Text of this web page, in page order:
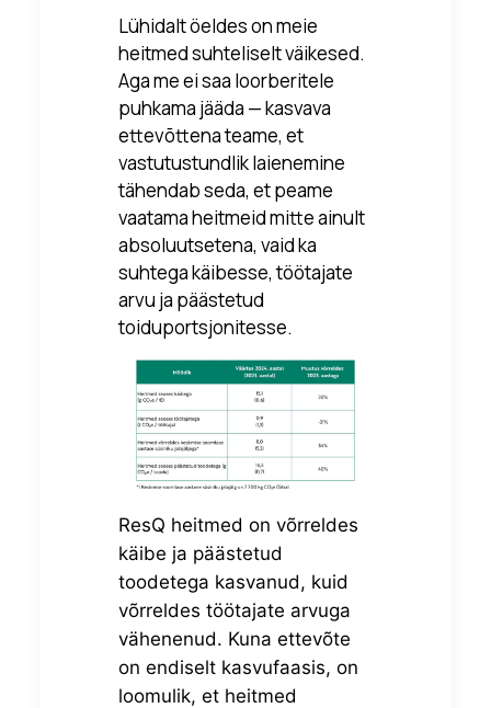
Lühidalt öeldes on meie
heitmed suhteliselt väikesed.
Aga me ei saa loorberitele
puhkama jääda — kasvava
ettevõttena teame, et
vastutustundlik laienemine
tähendab seda, et peame
vaatama heitmeid mitte ainult
absoluutsetena, vaid ka
suhtega käibesse, töötajate
arvu ja päästetud
toiduportsjonitesse.
ResQ heitmed on võrreldes
käibe ja päästetud
toodetega kasvanud, kuid
võrreldes töötajate arvuga
vähenenud. Kuna ettevõte
on endiselt kasvufaasis, on
loomulik, et heitmed